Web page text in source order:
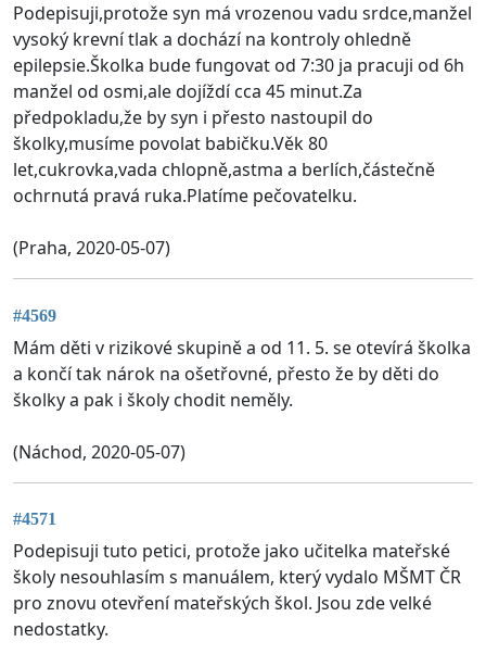
Podepisuji,protože syn má vrozenou vadu srdce,manžel
vysoký krevní tlak a dochází na kontroly ohledně
epilepsie.Školka bude fungovat od 7:30 ja pracuji od 6h
manžel od osmi,ale dojíždí cca 45 minut.Za
předpokladu,že by syn i přesto nastoupil do
školky,musíme povolat babičku.Věk 80
let,cukrovka,vada chlopně,astma a berlích,částečně
ochrnutá pravá ruka.Platíme pečovatelku.
(Praha, 2020-05-07)
#4569
Mám děti v rizikové skupině a od 11. 5. se otevírá školka
a končí tak nárok na ošetřovné, přesto že by děti do
školky a pak i školy chodit neměly.
(Náchod, 2020-05-07)
#4571
Podepisuji tuto petici, protože jako učitelka mateřské
školy nesouhlasím s manuálem, který vydalo MŠMT ČR
pro znovu otevření mateřských škol. Jsou zde velké
nedostatky.